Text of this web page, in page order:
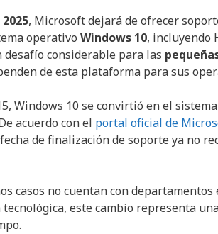
, Microsoft dejará de ofrecer
operativo Windows 10, incluyendo
considerable para las
de esta plataforma para sus
Windows 10 se convirtió en el
acuerdo con el portal oficial de
de finalización de soporte ya no
casos no cuentan con
este cambio representa